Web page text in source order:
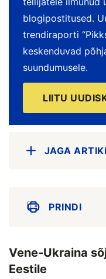
blogipostitused.
trendiraporti
keskenduvad
suundumusele.
LIITU
JAGA
PRINDI
Vene-Ukraina
Eestile